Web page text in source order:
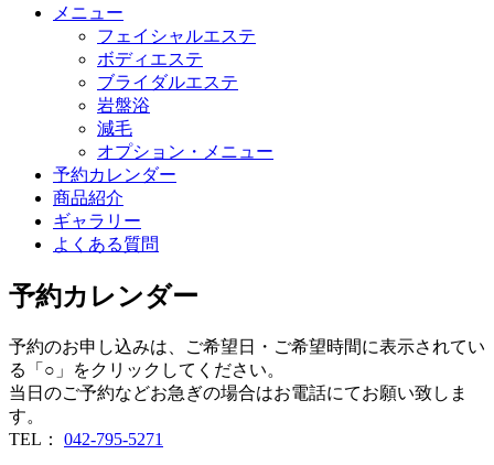
メニュー
フェイシャルエステ
ボディエステ
ブライダルエステ
岩盤浴
減毛
オプション・メニュー
予約カレンダー
商品紹介
ギャラリー
よくある質問
予約カレンダー
予約のお申し込みは、ご希望日・ご希望時間に表示されてい
る「○」をクリックしてください。
当日のご予約などお急ぎの場合はお電話にてお願い致しま
す。
TEL： 042-795-5271